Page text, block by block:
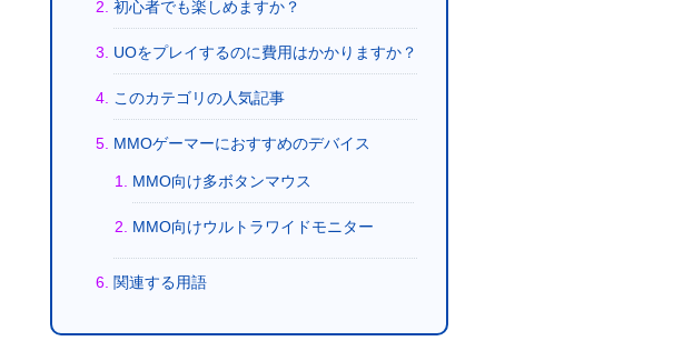
初心者でも楽しめますか？
UOをプレイするのに費用はかかりますか？
このカテゴリの人気記事
MMOゲーマーにおすすめのデバイス
MMO向け多ボタンマウス
MMO向けウルトラワイドモニター
関連する用語